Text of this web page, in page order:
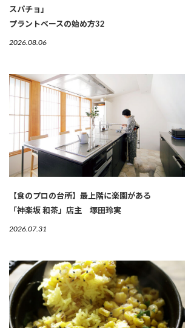
スパチョ」
プラントベースの始め方32
2026.08.06
【食のプロの台所】最上階に楽園がある
「神楽坂 和茶」店主 塚田玲実
2026.07.31